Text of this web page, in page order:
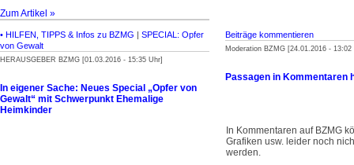
Zum Artikel »
• HILFEN, TIPPS & Infos zu BZMG | SPECIAL: Opfer
von Gewalt
HERAUSGEBER BZMG [01.03.2016 - 15:35 Uhr]
In eigener Sache: Neues Special „Opfer von
Gewalt“ mit Schwerpunkt Ehemalige
Heimkinder
Beiträge kommentieren
Moderation BZMG [24.01.2016 - 13:02
Passagen in Kommentaren
In Kommentaren auf BZMG
Grafiken usw. leider noch
werden.